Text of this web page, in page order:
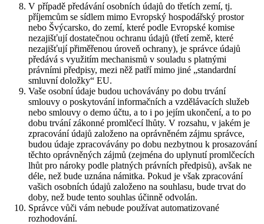
V případě předávání osobních údajů do třetích zemí, tj.
příjemcům se sídlem mimo Evropský hospodářský prostor
nebo Švýcarsko, do zemí, které podle Evropské komise
nezajišťují dostatečnou ochranu údajů (třetí země, které
nezajišťují přiměřenou úroveň ochrany), je správce údajů
předává s využitím mechanismů v souladu s platnými
právními předpisy, mezi něž patří mimo jiné „standardní
smluvní doložky“ EU.
Vaše osobní údaje budou uchovávány po dobu trvání
smlouvy o poskytování informačních a vzdělávacích služeb
nebo smlouvy o demo účtu, a to i po jejím ukončení, a to po
dobu trvání zákonné promlčecí lhůty. V rozsahu, v jakém je
zpracování údajů založeno na oprávněném zájmu správce,
budou údaje zpracovávány po dobu nezbytnou k prosazování
těchto oprávněných zájmů (zejména do uplynutí promlčecích
lhůt pro nároky podle platných právních předpisů), avšak ne
déle, než bude uznána námitka. Pokud je však zpracování
vašich osobních údajů založeno na souhlasu, bude trvat do
doby, než bude tento souhlas účinně odvolán.
Správce vůči vám nebude používat automatizované
rozhodování.